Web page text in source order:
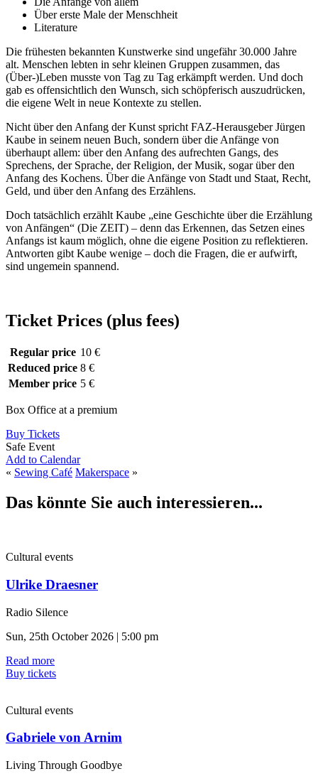
Über erste Male der Menschheit
Literature
Die frühesten bekannten Kunstwerke sind ungefähr 30.000 Jahre
alt. Menschen lebten in sehr kleinen Gruppen zusammen, das
(Über-)Leben musste von Tag zu Tag erkämpft werden. Und doch
gab es offensichtlich den Wunsch, sich schöpferisch auszudrücken,
die eigene Welt in neue Kontexte zu stellen.
Nicht über den Anfang der Kunst spricht FAZ-Herausgeber Jürgen
Kaube in seinem neuen Buch, sondern über die Anfänge von
überhaupt allem: über den Anfang des aufrechten Gangs, des
Sprechens, der Sprache, der Religion, der Musik, sogar über den
Anfang des Kochens. Über die Anfänge von Stadt und Staat, Recht,
Geld, und über den Anfang des Erzählens.
Doch tatsächlich erzählt Kaube „eine Geschichte über die Erzählung
von Anfängen“ (Die ZEIT) – denn das Erkennen, das Setzen eines
Anfangs ist kaum möglich, ohne die eigene Position zu reflektieren.
Antworten gibt Kaube wenige – doch die Fragen, die er aufwirft,
sind ungemein spannend.
Ticket Prices (plus fees)
Regular price 10 €
Reduced price 8 €
Member price 5 €
Box Office at a premium
Buy Tickets
Safe Event
Add to Calendar
« Sewing Café Makerspace »
Das könnte Sie auch interessieren...
Cultural events
Ulrike Draesner
Radio Silence
Sun, 25th October 2026 | 5:00 pm
Read more
Buy tickets
Cultural events
Gabriele von Arnim
Living Through Goodbye